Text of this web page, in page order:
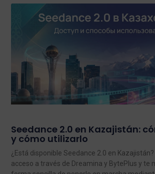
Seedance 2.0 en Kazajistán:
y cómo utilizarlo
¿Está disponible Seedance 2.0 en
acceso a través de Dreamina y BytePlus y te